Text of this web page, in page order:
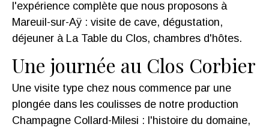
l'expérience complète que nous proposons à
Mareuil-sur-Aÿ : visite de cave, dégustation,
déjeuner à La Table du Clos, chambres d'hôtes.
Une journée au Clos Corbier
Une visite type chez nous commence par une
plongée dans les coulisses de notre production
Champagne Collard-Milesi : l'histoire du domaine,